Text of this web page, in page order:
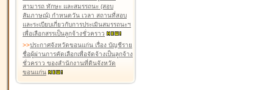
สามารถ ทักษะ และสมรรถนะ (สอบ
สัมภาษณ์) กำหนดวัน เวลา สถานที่สอบ
และระเบียบเกี่ยวกับการประเมินสมรรถนะฯ
เพื่อเลือกสรรเป็นลูกจ้างชั่วคราว
>>ประกาศจังหวัดขอนแก่น เรื่อง บัญชีราย
ชื่อผู้ผ่านการคัดเลือกเพื่อจัดจ้างเป็นลูกจ้าง
ชั่วคราว ของสำนักงานที่ดินจังหวัด
ขอนแก่น